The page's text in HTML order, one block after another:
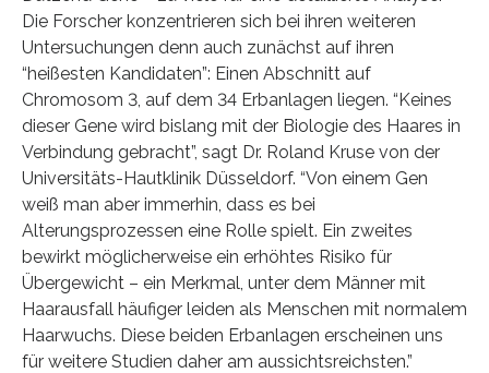
Die Forscher konzentrieren sich bei ihren weiteren
Untersuchungen denn auch zunächst auf ihren
“heißesten Kandidaten”: Einen Abschnitt auf
Chromosom 3, auf dem 34 Erbanlagen liegen. “Keines
dieser Gene wird bislang mit der Biologie des Haares in
Verbindung gebracht”, sagt Dr. Roland Kruse von der
Universitäts-Hautklinik Düsseldorf. “Von einem Gen
weiß man aber immerhin, dass es bei
Alterungsprozessen eine Rolle spielt. Ein zweites
bewirkt möglicherweise ein erhöhtes Risiko für
Übergewicht – ein Merkmal, unter dem Männer mit
Haarausfall häufiger leiden als Menschen mit normalem
Haarwuchs. Diese beiden Erbanlagen erscheinen uns
für weitere Studien daher am aussichtsreichsten.”